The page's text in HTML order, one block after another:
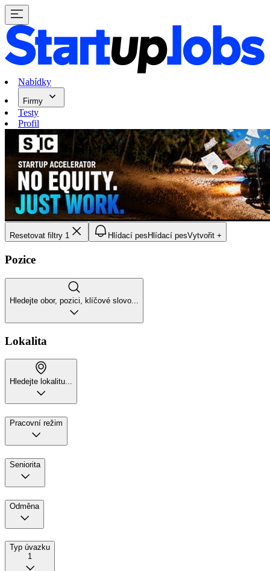
Nabídky
Firmy
Testy
Profil
Resetovat filtry 1 Hlídací pes Hlídací pesVytvořit +
Pozice
Hledejte obor, pozici, klíčové slovo...
Lokalita
Hledejte lokalitu...
Pracovní režim
Seniorita
Odměna
Typ úvazku
1